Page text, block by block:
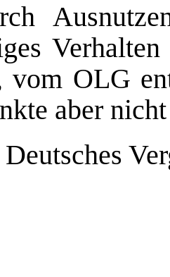
vom OLG
aber